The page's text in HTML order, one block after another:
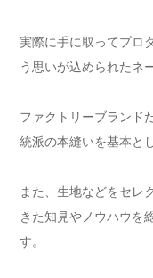
実際に手に取ってプロ
う思いが込められたネ
ファクトリーブランド
統派の本縫いを基本と
また、生地などをセレ
きた知見やノウハウを
す。